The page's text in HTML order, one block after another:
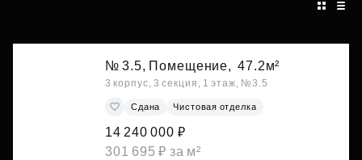
№ 3.5, Помещение, 47.2м²
3 корпус, 3 секция, 1 этаж, №3.5
Сдана Чистовая отделка
14 240 000 ₽
301 695 ₽ за м²